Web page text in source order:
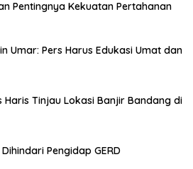
Pentingnya Kekuatan Pertahanan
Umar: Pers Harus Edukasi Umat dan
Haris Tinjau Lokasi Banjir Bandang di
Pengidap GERD